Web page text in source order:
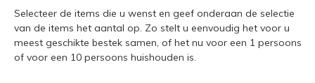
Selecteer de items die u wenst en geef onderaan de selectie
van de items het aantal op. Zo stelt u eenvoudig het voor u
meest geschikte bestek samen, of het nu voor een 1 persoons
of voor een 10 persoons huishouden is.